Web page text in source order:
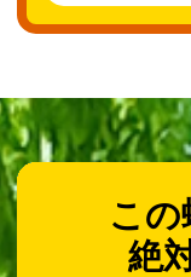
この
絶